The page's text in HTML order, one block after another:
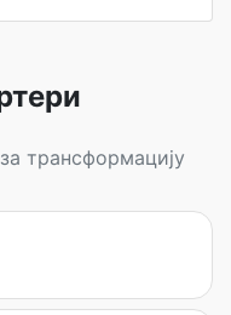
трансформацију